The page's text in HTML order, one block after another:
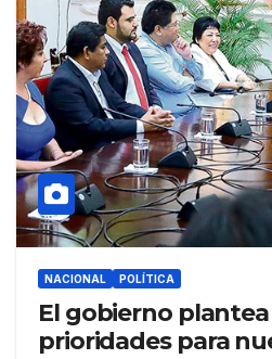
NACIONAL POLÍTICA
El gobierno
prioridades para